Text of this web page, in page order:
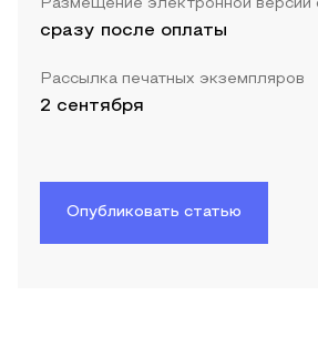
Размещение электронной версии
сразу после оплаты
Рассылка печатных экземпляров
2 сентября
Опубликовать статью